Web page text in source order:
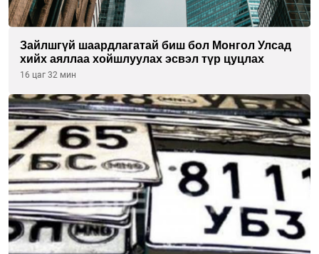
Зайлшгүй шаардлагатай биш бол Монгол Улсад
хийх аяллаа хойшлуулах эсвэл түр цуцлах
16 цаг 32 мин